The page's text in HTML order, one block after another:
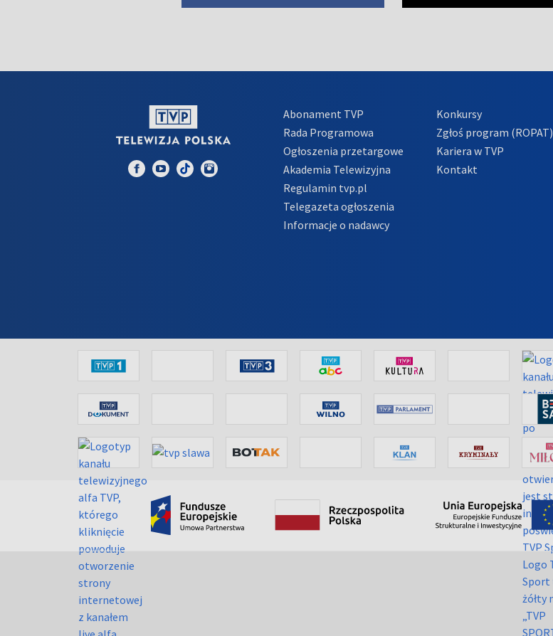
Abonament TVP
Rada Programowa
Ogłoszenia przetargowe
Akademia Telewizyjna
Regulamin tvp.pl
Telegazeta ogłoszenia
Informacje o nadawcy
Konkursy
Zgłoś program (ROPAT)
Kariera w TVP
Kontakt